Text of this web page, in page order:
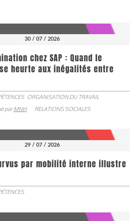
30 / 07 / 2026
chez SAP : Quand le
heurte aux inégalités entre
ORGANISATION DU TRAVAIL
parMNH RELATIONS SOCIALES
29 / 07 / 2026
par mobilité interne illustre